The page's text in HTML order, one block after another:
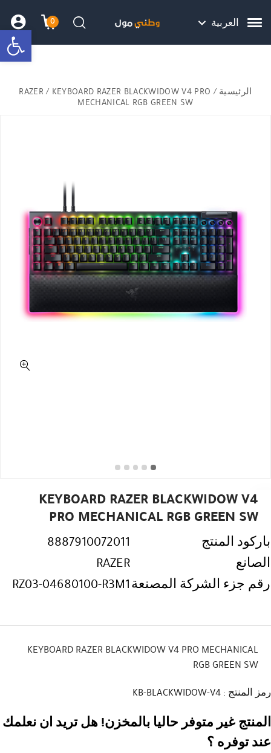
هل نزلت التطبيق ليصلك كل جديد ؟
العربية 0
עגלתחיפוש
الرئيسية /
RAZER/ KEYBOARD RAZER BLACKWIDOW V4 PRO
MECHANICAL RGB GREEN SW
KEYBOARD RAZER BLACKWIDOW V4
PRO MECHANICAL RGB GREEN SW
باركود المنتج
8887910072011
الصانع
RAZER
رقم جزء الشركة المصنعةRZ03-04680100-R3M1
KEYBOARD RAZER BLACKWIDOW V4 PRO MECHANICAL
RGB GREEN SW
رمز المنتج : KB-BLACKWIDOW-V4
المنتج غير متوفر حاليا بالمخزن! هل تريد ان نعلمك
عند توفره ؟